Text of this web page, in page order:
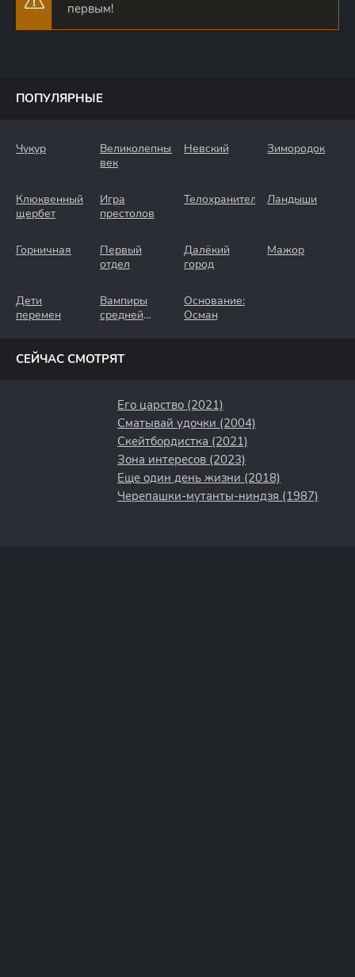
первым!
ПОПУЛЯРНЫЕ
Чукур
Великолепный
век
Невский Зимородок
Клюквенный
щербет
Игра
престолов
Телохранители Ландыши
Горничная
Первый
отдел
Далёкий
город
Мажор
Дети
перемен
Вампиры
средней
Основание:
Осман
СЕЙЧАС СМОТРЯТ
Его царство (2021)
Сматывай удочки (2004)
Скейтбордистка (2021)
Зона интересов (2023)
Еще один день жизни (2018)
Черепашки-мутанты-ниндзя (1987)